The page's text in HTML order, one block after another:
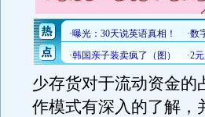
少存货对于流动资金的
作模式有深入的了解，